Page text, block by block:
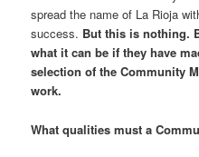
spread the name of La Rioja
success. But this is nothing.
what it can be if they have
selection of the Community
work.
What qualities must a